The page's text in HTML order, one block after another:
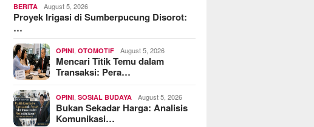
BERITA August 5, 2026
Proyek Irigasi di Sumberpucung Disorot:
…
OPINI ,OTOMOTIF August 5, 2026
Mencari Titik Temu dalam
Transaksi: Pera…
OPINI ,SOSIAL BUDAYA August 5, 2026
Bukan Sekadar Harga: Analisis
Komunikasi…